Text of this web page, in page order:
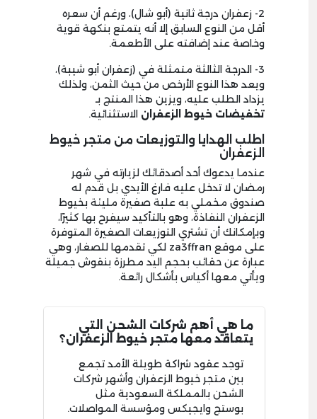
2- زعفران درجة ثانية (أبو شال)، ورغم أن سعره
أقل من النوع السابق إلا أنه يتمتع بنكهة قوية
وخاصة عند إضافته على الأطعمة.
3- الدرجة الثالثة متمثلة في (زعفران أبو شيبة)،
ويعد هذا النوع الأرخص من حيث الثمن، ولذلك
يزداد الطلب عليه، ويزين هذا المنتج بـ
تخفيضات خيوط الزعفران الاستثنائية.
اطلب الهدايا والتوزيعات من متجر خيوط
الزعفران
عندما يدعوك أحد أصدقائك لزيارته في شهر
رمضان لا تدخل عليه فارغ الأيدي بل قدم له
صندوق مخملي به علبة صغيرة مليئة بخيوط
الزعفران النفاذة، وهو بالتأكيد سيفرح بها كثيرًا،
وبإمكانك أن تشتري التوزيعات الصغيرة المتوفرة
على موقع za3ffran لكي تقدمها للصغار، وهي
عبارة عن حقائب بحجم اليد مطرزة بنقوش جميلة
ويأتي معها أكياس بأشكال رائعة.
ما هي أهم شركات الشحن التي
يتعاقد معها متجر خيوط الزعفران؟
توجد عقود شراكة طويلة الأمد تجمع
بين متجر خيوط الزعفران وأشهر شركات
الشحن بالمملكة السعودية مثل
بوستج وايجيكس ومؤسسة المواصلات.